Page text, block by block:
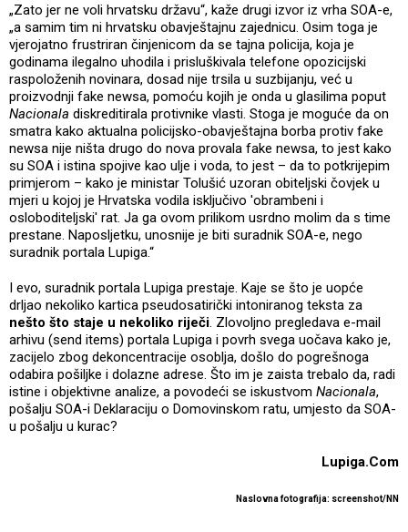
„Zato jer ne voli hrvatsku državu“, kaže drugi izvor iz vrha SOA-e,
„a samim tim ni hrvatsku obavještajnu zajednicu. Osim toga je
vjerojatno frustriran činjenicom da se tajna policija, koja je
godinama ilegalno uhodila i prisluškivala telefone opozicijski
raspoloženih novinara, dosad nije trsila u suzbijanju, već u
proizvodnji fake newsa, pomoću kojih je onda u glasilima poput
Nacionala diskreditirala protivnike vlasti. Stoga je moguće da on
smatra kako aktualna policijsko-obavještajna borba protiv fake
newsa nije ništa drugo do nova provala fake newsa, to jest kako
su SOA i istina spojive kao ulje i voda, to jest – da to potkrijepim
primjerom – kako je ministar Tolušić uzoran obiteljski čovjek u
mjeri u kojoj je Hrvatska vodila isključivo 'obrambeni i
osloboditeljski' rat. Ja ga ovom prilikom usrdno molim da s time
prestane. Naposljetku, unosnije je biti suradnik SOA-e, nego
suradnik portala Lupiga.“
I evo, suradnik portala Lupiga prestaje. Kaje se što je uopće
drljao nekoliko kartica pseudosatirički intoniranog teksta za
nešto što staje u nekoliko riječi. Zlovoljno pregledava e-mail
arhivu (send items) portala Lupiga i povrh svega uočava kako je,
zacijelo zbog dekoncentracije osoblja, došlo do pogrešnoga
odabira pošiljke i dolazne adrese. Što im je zaista trebalo da, radi
istine i objektivne analize, a povodeći se iskustvom Nacionala,
pošalju SOA-i Deklaraciju o Domovinskom ratu, umjesto da SOA-
u pošalju u kurac?
Lupiga.Com
Naslovna fotografija: screenshot/NN